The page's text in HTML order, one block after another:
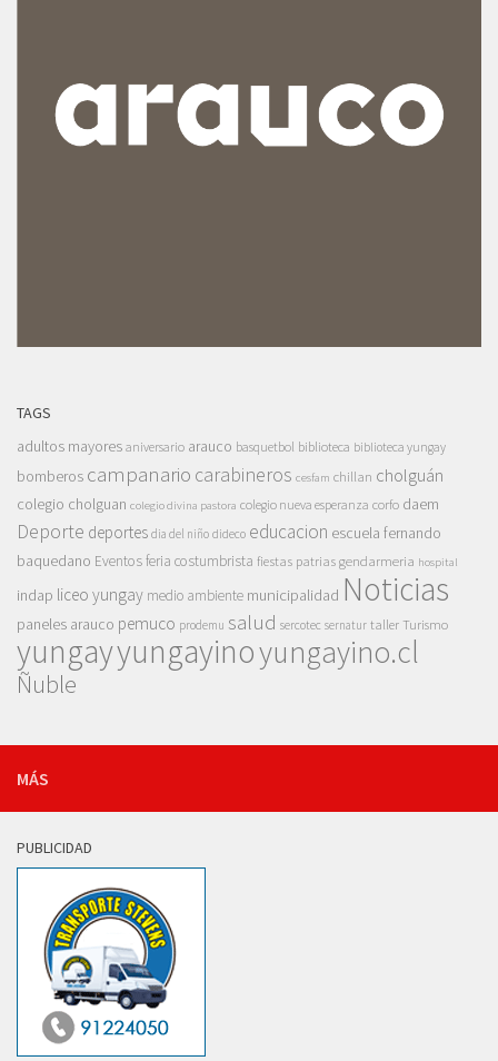
TAGS
adultos mayores aniversario arauco basquetbol biblioteca biblioteca yungay
bomberos campanario carabineros cesfam chillan cholguán
colegio cholguan colegio divina pastora colegio nueva esperanza corfo daem
Deporte deportes dia del niño dideco educacion escuela fernando
baquedano Eventosferia costumbrista fiestas patrias gendarmeria hospital
indap liceo yungay medio ambiente municipalidad Noticias
paneles arauco pemuco prodemu salud sercotec sernatur taller Turismo
yungayyungayinoyungayino.cl
Ñuble
MÁS
PUBLICIDAD